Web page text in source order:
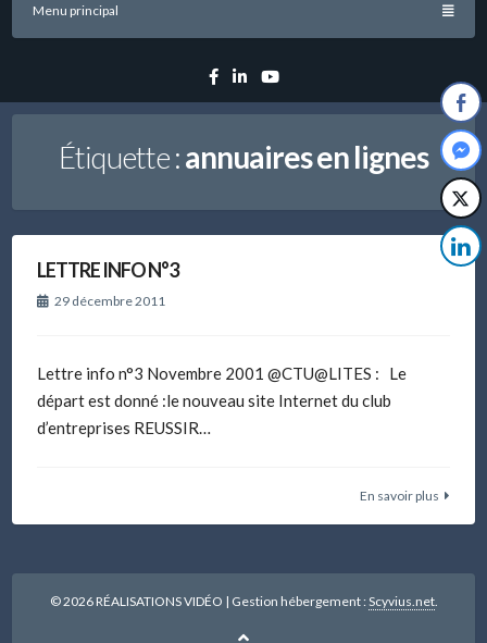
Menu principal
Facebook
LinkedinYouTube
Étiquette :annuaires en lignes
LETTRE INFO N°3
29 décembre 2011
Lettre info n°3 Novembre 2001 @CTU@LITES : Le
départ est donné :le nouveau site Internet du club
d’entreprises REUSSIR…
En savoir plus
© 2026 RÉALISATIONS VIDÉO | Gestion hébergement :Scyvius.net.